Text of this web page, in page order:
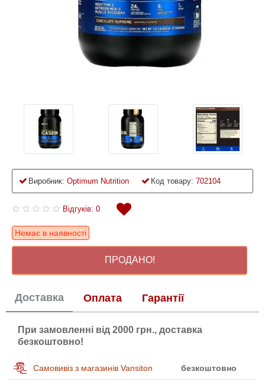
Виробник: Optimum Nutrition Код товару: 702104
Відгуків: 0
Немає в наявності
ПРОДАНО!
Доставка Оплата Гарантії
При замовленні від 2000 грн., доставка
безкоштовно!
Самовивіз з магазинів Vansiton безкоштовно